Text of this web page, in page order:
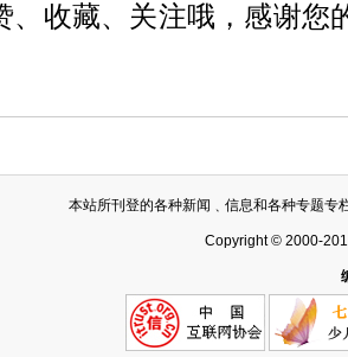
、收藏、关注哦，感谢您
本站所刊登的各种新闻﹑信息和各种专题专
Copyright © 2000-